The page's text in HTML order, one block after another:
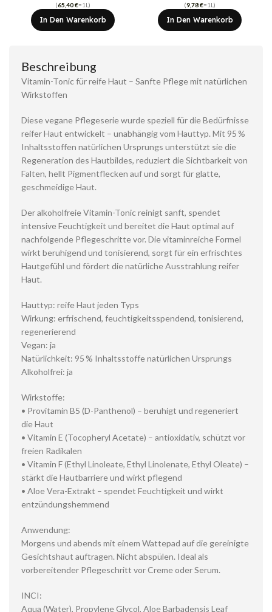
(65,40€=1L)
In Den Warenkorb
(9,78€=1L)
In Den Warenkorb
Beschreibung
Vitamin-Tonic für reife Haut – Sanfte Pflege mit natürlichen
Wirkstoffen
Diese vegane Pflegeserie wurde speziell für die Bedürfnisse
reifer Haut entwickelt – unabhängig vom Hauttyp. Mit 95 %
Inhaltsstoffen natürlichen Ursprungs unterstützt sie die
Regeneration des Hautbildes, reduziert die Sichtbarkeit von
Falten, hellt Pigmentflecken auf und sorgt für glatte,
geschmeidige Haut.
Der alkoholfreie Vitamin-Tonic reinigt sanft, spendet
intensive Feuchtigkeit und bereitet die Haut optimal auf
nachfolgende Pflegeschritte vor. Die vitaminreiche Formel
wirkt beruhigend und tonisierend, sorgt für ein erfrischtes
Hautgefühl und fördert die natürliche Ausstrahlung reifer
Haut.
Hauttyp: reife Haut jeden Typs
Wirkung: erfrischend, feuchtigkeitsspendend, tonisierend,
regenerierend
Vegan: ja
Natürlichkeit: 95 % Inhaltsstoffe natürlichen Ursprungs
Alkoholfrei: ja
Wirkstoffe:
• Provitamin B5 (D-Panthenol) – beruhigt und regeneriert
die Haut
• Vitamin E (Tocopheryl Acetate) – antioxidativ, schützt vor
freien Radikalen
• Vitamin F (Ethyl Linoleate, Ethyl Linolenate, Ethyl Oleate) –
stärkt die Hautbarriere und wirkt pflegend
• Aloe Vera-Extrakt – spendet Feuchtigkeit und wirkt
entzündungshemmend
Anwendung:
Morgens und abends mit einem Wattepad auf die gereinigte
Gesichtshaut auftragen. Nicht abspülen. Ideal als
vorbereitender Pflegeschritt vor Creme oder Serum.
INCI:
Aqua (Water), Propylene Glycol, Aloe Barbadensis Leaf